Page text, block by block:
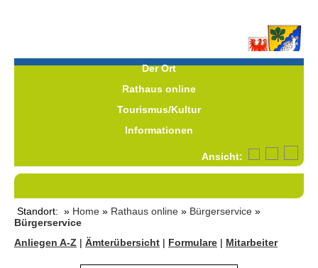
Der Ort
Rathaus online
Tourismus/Kultur
Informationen
Ansicht:
Standort: » Home » Rathaus online » Bürgerservice »
Bürgerservice
Anliegen A-Z | Ämterübersicht | Formulare | Mitarbeiter